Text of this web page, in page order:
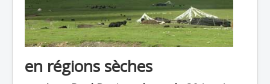
en régions sèches